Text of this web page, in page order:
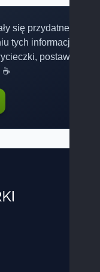
się przydatne?
tych informacji.
postaw